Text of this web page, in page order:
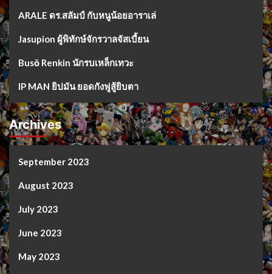
ARALE ดร.สลัมป์ กับหนูน้อยอาราเล่
Jasupion ผู้พิทักษ์จักรวาลจัสเบี้ยน
Busō Renkin นักรบเหล็กเทวะ
IP MAN ยิปมัน ยอดกังฟูสู้ยิบตา
Archives
September 2023
August 2023
July 2023
June 2023
May 2023